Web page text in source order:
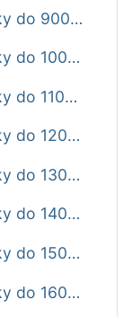
Půjčky do 9000 Kč ještě dnes
Půjčky do 10000 Kč ještě dnes
Půjčky do 11000 Kč ještě dnes
Půjčky do 12000 Kč ještě dnes
Půjčky do 13000 Kč ještě dnes
Půjčky do 14000 Kč ještě dnes
Půjčky do 15000 Kč ještě dnes
Půjčky do 16000 Kč ještě dnes